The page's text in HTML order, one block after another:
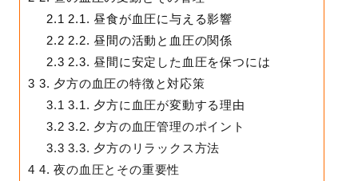
2.1 2.1. 昼食が血圧に与える影響
2.2 2.2. 昼間の活動と血圧の関係
2.3 2.3. 昼間に安定した血圧を保つには
3 3. 夕方の血圧の特徴と対応策
3.1 3.1. 夕方に血圧が変動する理由
3.2 3.2. 夕方の血圧管理のポイント
3.3 3.3. 夕方のリラックス方法
4 4. 夜の血圧とその重要性